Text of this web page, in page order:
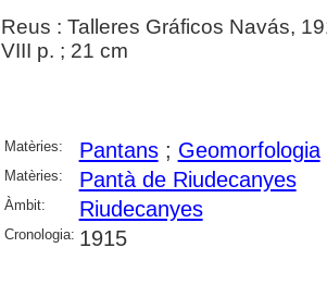
Reus : Talleres Gráficos Navás,
VIII p. ; 21 cm
Matèries: Pantans; Geomorfologia
Matèries: Pantà de Riudecanyes
Àmbit: Riudecanyes
Cronologia: 1915